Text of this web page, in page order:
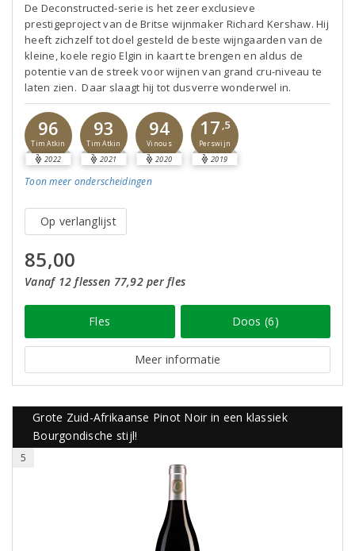
De Deconstructed-serie is het zeer exclusieve
prestigeproject van de Britse wijnmaker Richard Kershaw. Hij
heeft zichzelf tot doel gesteld de beste wijngaarden van de
kleine, koele regio Elgin in kaart te brengen en aldus de
potentie van de streek voor wijnen van grand cru-niveau te
laten zien. Daar slaagt hij tot dusverre wonderwel in.
96
Tim Atkin
2022
93
Tim Atkin
2021
94
Vinous
2020
17 ,5
Perswijn
2019
Toon meer onderscheidingen
Op verlanglijst
85,00
Vanaf 12 flessen 77,92 per fles
Fles Doos (6)
Meer informatie
Grote Zuid-Afrikaanse Pinot Noir in een klassiek
Bourgondische stijl!
5